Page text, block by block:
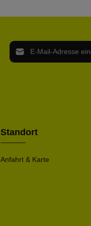
E-Mail-Adresse*
Standort
Anfahrt & Karte